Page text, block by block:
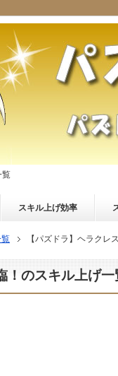
覧
スキル上げ効率
覧 【パズドラ】ヘラクレ
！のスキル上げ一